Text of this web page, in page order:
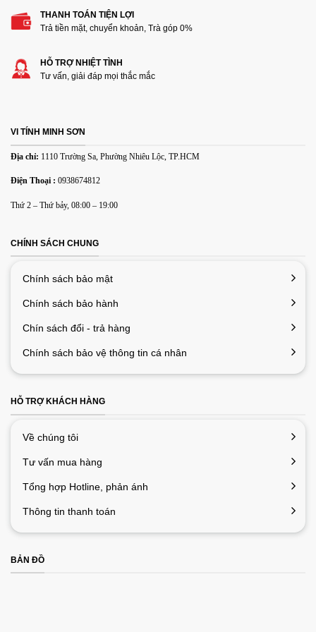
Thêm ảnh đánh giá
Các định dạng ảnh được chấp nhận: jpg,png.
Email*
cho lần bình luận kế tiếp của tôi.
THANH TOÁN TIỆN LỢI
Trả tiền mặt, chuyển khoản, Trà góp 0%
HỖ TRỢ NHIỆT TÌNH
Tư vấn, giải đáp mọi thắc mắc
VI TÍNH MINH SƠN
Địa chỉ: 1110 Trường Sa, Phường Nhiêu Lộc, TP.HCM
Điện Thoại : 0938674812
Thứ 2 – Thứ bảy, 08:00 – 19:00
CHÍNH SÁCH CHUNG
Chính sách bảo mật
Chính sách bảo hành
Chín sách đổi - trả hàng
Chính sách bảo vệ thông tin cá nhân
HỖ TRỢ KHÁCH HÀNG
Về chúng tôi
Tư vấn mua hàng
Tổng hợp Hotline, phản ánh
Thông tin thanh toán
BẢN ĐỒ